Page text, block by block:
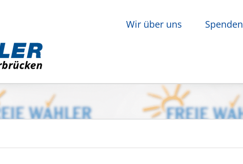
Wir über uns Spenden